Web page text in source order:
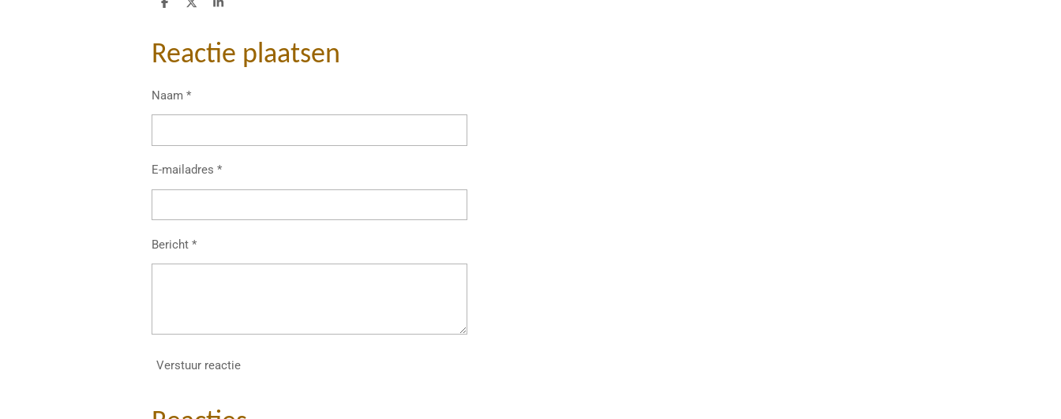
D
e
n
D
S
r
e
Reactie plaatsen
Naam *
E-mailadres *
Bericht *
Verstuur reactie